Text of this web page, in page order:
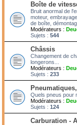
Boîte de
Bruit anormal de
moteur,
de boîte,
Modérateurs :
Sujets : 544
Châssis
Changement de
longerons...
Modérateurs :
Sujets : 233
Quels pneus pour
Modérateurs :
Sujets : 124
Carburation -